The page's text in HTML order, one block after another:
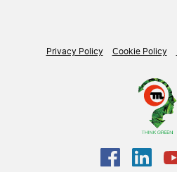
Privacy Policy Cookie Policy